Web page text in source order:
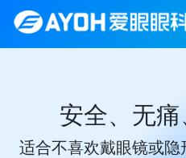
安全、无
适合不喜欢戴眼镜或